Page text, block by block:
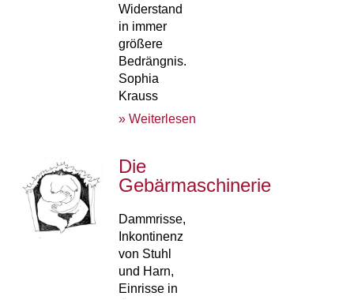
Widerstand
in immer
größere
Bedrängnis.
Sophia
Krauss
» Weiterlesen
Die
Gebärmaschinerie
Dammrisse,
Inkontinenz
von Stuhl
und Harn,
Einrisse in